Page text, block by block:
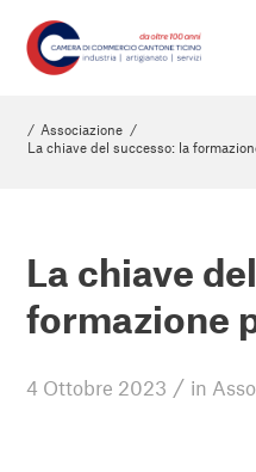
/ Associazione /
La chiave del successo: la
La chiave
formazione
4 Ottobre 2023 / in